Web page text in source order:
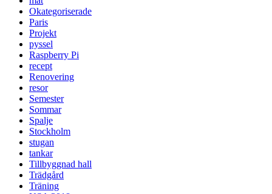
Okategoriserade
Paris
Projekt
pyssel
Raspberry Pi
recept
Renovering
resor
Semester
Sommar
Spalje
Stockholm
stugan
tankar
Tillbyggnad hall
Trädgård
Träning